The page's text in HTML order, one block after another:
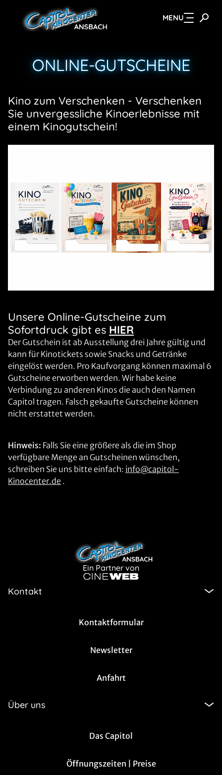
Zum Hauptinhalt springen MENU
ONLINE-GUTSCHEINE
Kino zum Verschenken - Verschenken
Sie unvergessliche Kinoerlebnisse mit
einem Kinogutschein!
Unsere Online-Gutscheine zum
Sofortdruck gibt es HIER
Der Gutschein ist ab Ausstellung drei Jahre gültig und
kann für Kinotickets sowie Snacks und Getränke
eingelöst werden. Pro Kaufvorgang können maximal 6
Gutscheine erworben werden. Wir habe keine
Verbindung zu anderen Kinos die auch den Namen
Capitol tragen. Falsch gekaufte Gutscheine können
nicht erstattet werden.
Hinweis: Falls Sie eine größere als die im Shop
verfügbare Menge an Gutscheinen wünschen,
schreiben Sie uns bitte einfach: info@capitol-
Kinocenter.de .
Ein Partner von
Kontakt
Kontaktformular
Newsletter
Anfahrt
Über uns
Das Capitol
Öffnungszeiten | Preise